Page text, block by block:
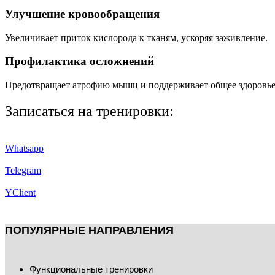
Улучшение кровообращения
Увеличивает приток кислорода к тканям, ускоряя заживление.
Профилактика осложнений
Предотвращает атрофию мышц и поддерживает общее
Записаться на тренировки:
Whatsapp
Telegram
YClient
ПОПУЛЯРНЫЕ НАПРАВЛЕНИЯ
Функциональные тренировки